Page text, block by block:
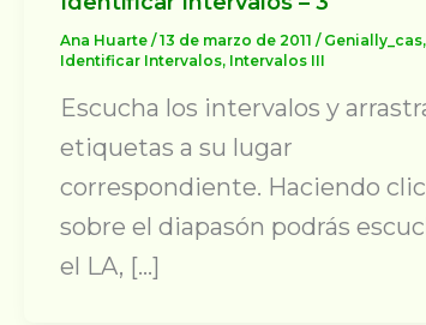
Ana Huarte /13 de marzo de 2011 / Genially_cas,
Identificar Intervalos, Intervalos III
Escucha los intervalos y
etiquetas a su lugar
correspondiente. Haciendo
sobre el diapasón podrás
el LA, […]